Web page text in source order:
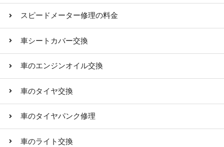
スピードメーター修理の料金
車シートカバー交換
車のエンジンオイル交換
車のタイヤ交換
車のタイヤパンク修理
車のライト交換